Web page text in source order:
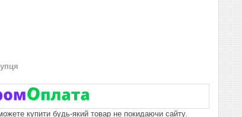
купити будь-який товар не покидаючи сайту.